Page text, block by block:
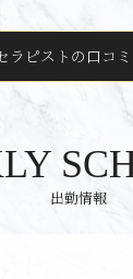
ラピストの口コ
出勤情報